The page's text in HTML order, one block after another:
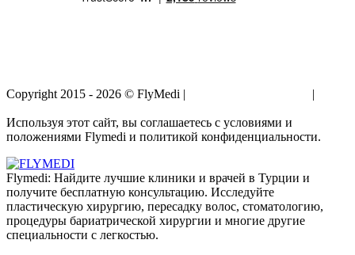
Copyright 2015 - 2026 © FlyMedi |
|
Используя этот сайт, вы соглашаетесь с условиями и
положениями Flymedi и политикой конфиденциальности.
Flymedi: Найдите лучшие клиники и врачей в Турции и
получите бесплатную консультацию. Исследуйте
пластическую хирургию, пересадку волос, стоматологию,
процедуры бариатрической хирургии и многие другие
специальности с легкостью.